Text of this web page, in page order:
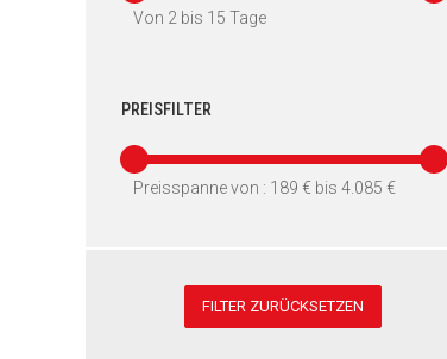
Von 2 bis 15 Tage
PREISFILTER
Preisspanne von : 189 € bis 4.085 €